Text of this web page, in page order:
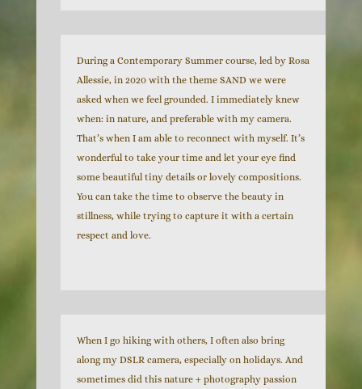
During a Contemporary Summer course, led by Rosa
Allessie, in 2020 with the theme SAND we were
asked when we feel grounded. I immediately knew
when: in nature, and preferable with my camera.
That’s when I am able to reconnect with myself. It’s
wonderful to take your time and let your eye find
some beautiful tiny details or lovely compositions.
You can take the time to observe the beauty in
stillness, while trying to capture it with a certain
respect and love.
When I go hiking with others, I often also bring
along my DSLR camera, especially on holidays. And
sometimes did this nature + photography passion